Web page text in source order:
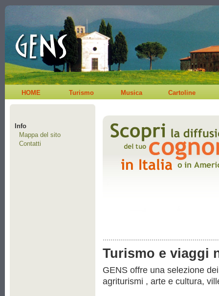
HOME Turismo Musica Cartoline
Info
Mappa del sito
Contatti
Turismo e viaggi
GENS offre una selezione
agriturismi , arte e cultura,